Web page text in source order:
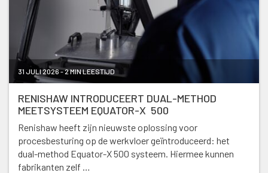
31 JULI 2026 - 2 MIN LEESTIJD
RENISHAW INTRODUCEERT DUAL-METHOD
MEETSYSTEEM EQUATOR-X 500
Renishaw heeft zijn nieuwste oplossing voor
procesbesturing op de werkvloer geïntroduceerd: het
dual-method Equator-X 500 systeem. Hiermee kunnen
fabrikanten zelf …